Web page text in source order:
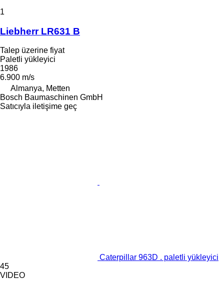
1
Liebherr LR631 B
Talep üzerine fiyat
Paletli yükleyici
1986
6.900 m/s
Almanya, Metten
Bosch Baumaschinen GmbH
Satıcıyla iletişime geç
Caterpillar 963D . paletli yükleyici
45
VIDEO